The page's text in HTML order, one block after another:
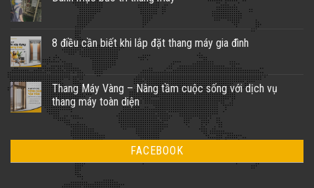
thang
máy
gia
đình
–
Quy
trình
thực
hiện
chuẩn
luận
ở
Danh
mục
bảo
trì
thang
máy
8 điều cần biết khi lắp đặt thang máy gia đình
Không
có
bình
luận
ở
8
điều
cần
khi
Thang Máy Vàng – Nâng tầm cuộc sống với dịch vụ
thang máy toàn diện
Không
Thang
FACEBOOK